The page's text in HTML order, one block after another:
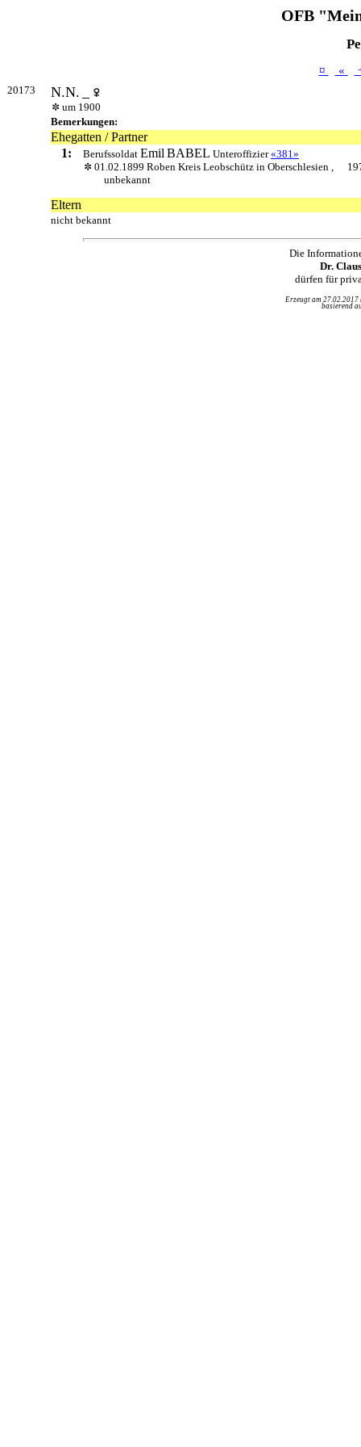
OFB
¤ «
20173 N.N.
um 1900
Bemerkungen:
Ehegatten / Partner
1:
Berufssoldat Emil BABEL Unteroffizier«381»
01.02.1899 Roben Kreis Leobschütz in Oberschlesien ,
unbekannt
Eltern
nicht bekannt
Die
Dr.
dürfen für
Erzeugt am
basierend